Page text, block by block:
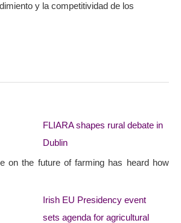
y la competitividad de los
FLIARA shapes rural debate in
Dublin
on the future of farming has heard how
Irish EU Presidency event
sets agenda for agricultural